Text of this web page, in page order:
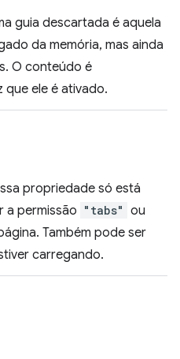
guia descartada é aquela
da memória, mas ainda
O conteúdo é
ele é ativado.
propriedade só está
a permissão "tabs" ou
Também pode ser
carregando.